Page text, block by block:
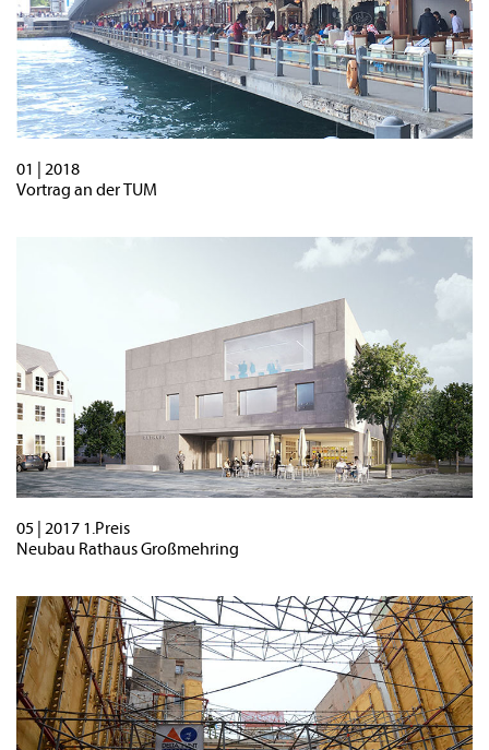
01 | 2018
Vortrag an der TUM
05 | 2017 1.Preis
Neubau Rathaus Großmehring